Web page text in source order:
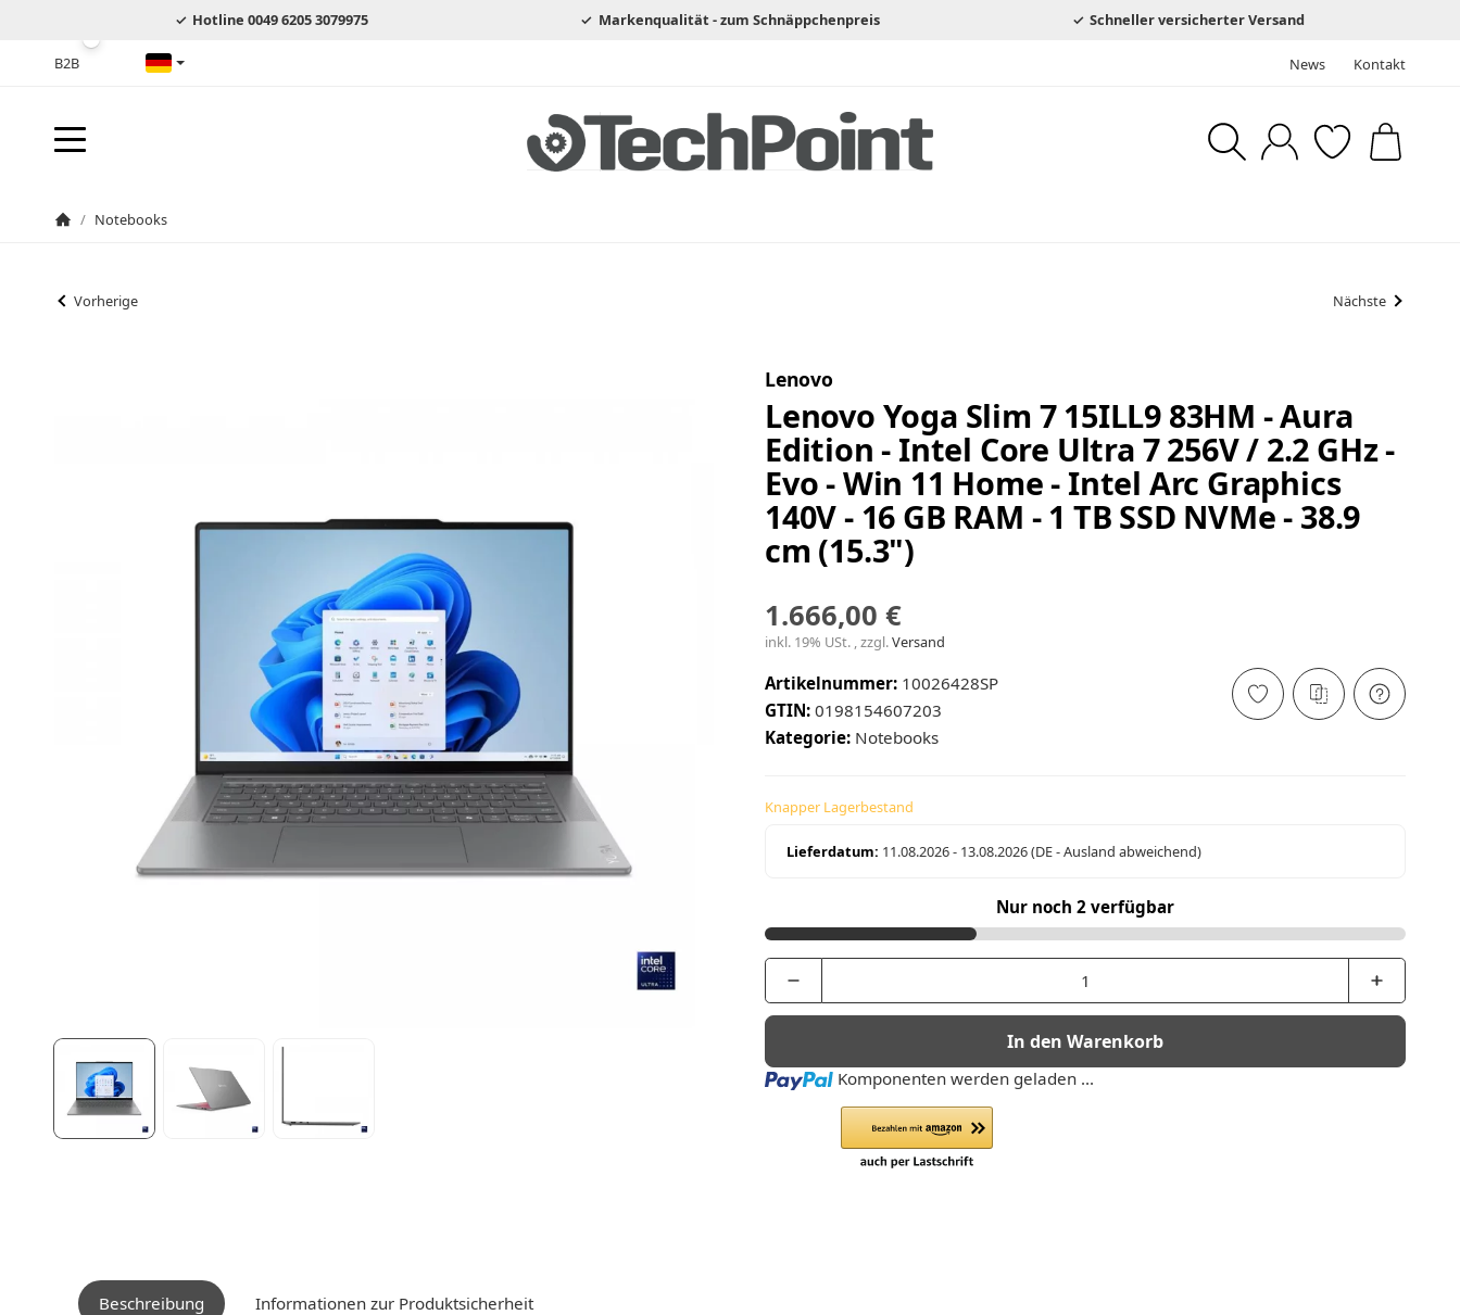
Hotline 0049 6205 3079975 Markenqualität - zum Schnäppchenpreis Schneller versicherter Versand
B2B Deutsch News Kontakt
/ Notebooks
Vorherige Nächste
Lenovo
Lenovo Yoga Slim 7 15ILL9 83HM - Aura
Edition - Intel Core Ultra 7 256V / 2.2 GHz -
Evo - Win 11 Home - Intel Arc Graphics
140V - 16 GB RAM - 1 TB SSD NVMe - 38.9
cm (15.3")
1.666,00 €
inkl. 19% USt. , zzgl.Versand
Artikelnummer: 10026428SP
GTIN: 0198154607203
Kategorie: Notebooks
Knapper Lagerbestand
Lieferdatum: 11.08.2026 - 13.08.2026(DE - Ausland abweichend)
Nur noch 2 verfügbar
In den Warenkorb
Loading... Komponenten werden geladen ...
Beschreibung Informationen zur Produktsicherheit